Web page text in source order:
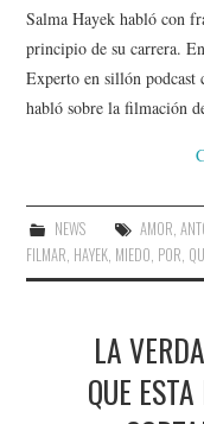
Salma Hayek habló con
principio de su carrera.
Experto en sillón podcast
habló sobre la filmación
NEWS AMOR,
FILMAR, HAYEK, MIEDO, POR,
LA
QUE